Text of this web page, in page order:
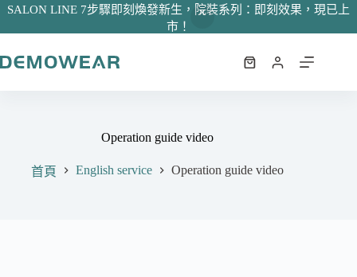
SALON LINE 7步驟即刻煥發新生，院裝系列：即刻效果，現已上
市！
至
購
Operation guide video
首頁 English service Operation guide video